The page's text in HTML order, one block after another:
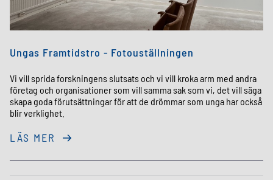
Ungas Framtidstro - Fotouställningen
Vi vill sprida forskningens slutsats och vi vill kroka arm med andra
företag och organisationer som vill samma sak som vi, det vill säga
skapa goda förutsättningar för att de drömmar som unga har också
blir verklighet.
LÄS MER